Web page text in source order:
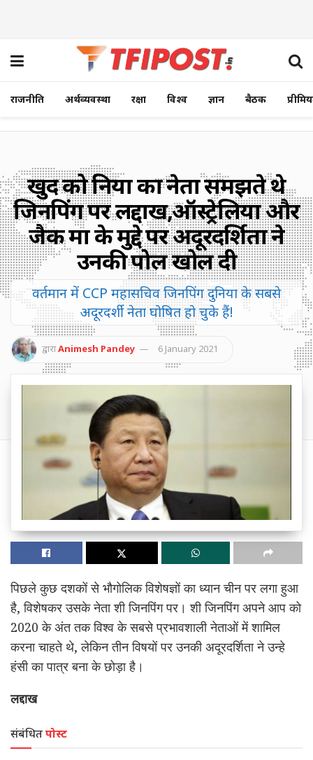
राजनीति अर्थव्यवस्था रक्षा विश्व ज्ञान बैठक
खुद को दुनिया का नेता समझते थे
जिनपिंग पर लद्दाख,ऑस्ट्रेलिया और
जैक मा के मुद्दे पर अदूरदर्शिता ने
उनकी पोल खोल दी
वर्तमान में CCP महासचिव जिनपिंग दुनिया के सबसे
अदूरदर्शी नेता घोषित हो चुके हैं!
द्वाराAnimesh Pandey 6 January 2021
पिछले कुछ दशकों से भौगोलिक विशेषज्ञों का ध्यान चीन पर लगा हुआ
है, विशेषकर उसके नेता शी जिनपिंग पर। शी जिनपिंग अपने आप को
2020 के अंत तक विश्व के सबसे प्रभावशाली नेताओं में शामिल
करना चाहते थे, लेकिन तीन विषयों पर उनकी अदूरदर्शिता ने उन्हे
हंसी का पात्र बना के छोड़ा है।
लद्दाख
संबंधितपोस्ट